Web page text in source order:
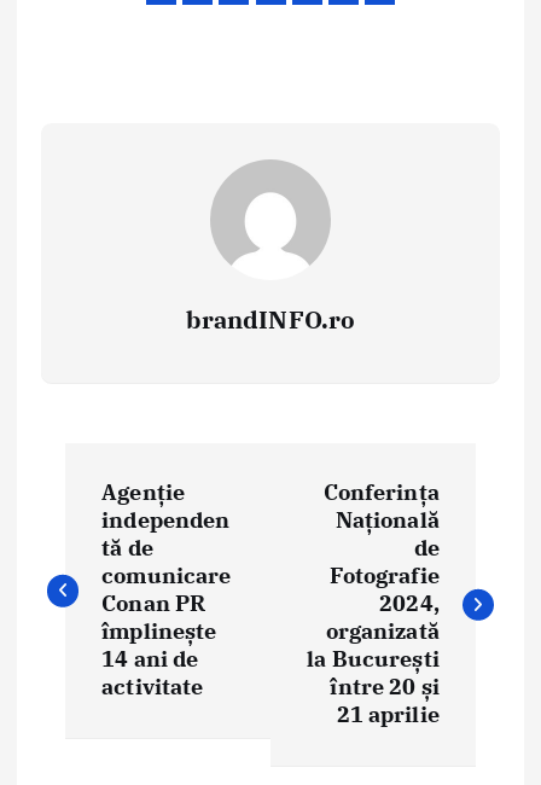
brandINFO.ro
v
i
Agenție
independen
tă de
comunicare
Conan PR
împlinește
14 ani de
activitate
Conferința
Națională
de
Fotografie
2024,
organizată
la București
între 20 și
21 aprilie